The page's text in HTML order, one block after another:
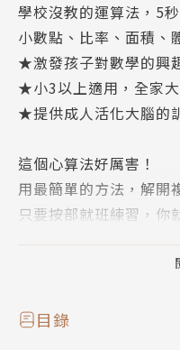
學校沒教的運算法，5
小數點、比率、面積、
★激發孩子對數學的興
★小3以上適用，全家
★提供成人活化大腦的
這個心算法好厲害！
用最簡單的方法，解開
只要按部就班練習，你
V即使不擅長算數，也
V速度快過筆算，縮短運
V數學考試100分的次數
目錄